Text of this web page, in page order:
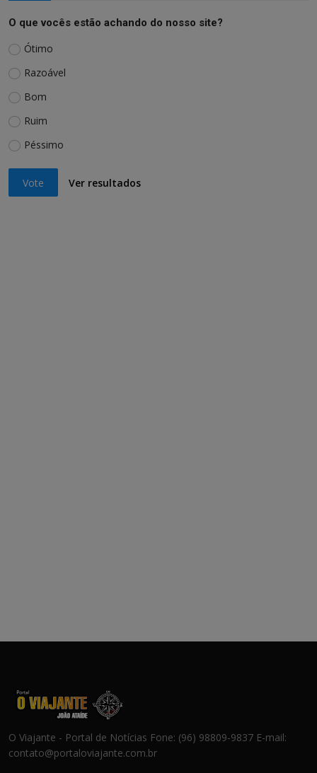
O que vocês estão achando do nosso site?
Ótimo
Razoável
Bom
Ruim
Péssimo
Vote Ver resultados
O Viajante - Portal de Notícias Fone: (96) 98809-9837 E-mail:
contato@portaloviajante.com.br